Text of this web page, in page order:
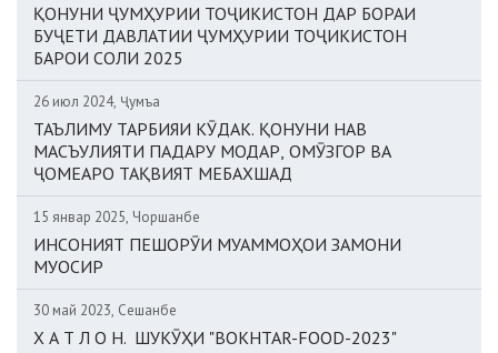
ҚОНУНИ ҶУМҲУРИИ ТОҶИКИСТОН ДАР БОРАИ
БУҶЕТИ ДАВЛАТИИ ҶУМҲУРИИ ТОҶИКИСТОН
БАРОИ СОЛИ 2025
26 июл 2024, Ҷумъа
ТАЪЛИМУ ТАРБИЯИ КӮДАК. ҚОНУНИ НАВ
МАСЪУЛИЯТИ ПАДАРУ МОДАР, ОМӮЗГОР ВА
ҶОМЕАРО ТАҚВИЯТ МЕБАХШАД
15 январ 2025, Чоршанбе
ИНСОНИЯТ ПЕШОРӮИ МУАММОҲОИ ЗАМОНИ
МУОСИР
30 май 2023, Сешанбе
Х А Т Л О Н. ШУКӮҲИ "BOKHTAR-FOOD-2023"